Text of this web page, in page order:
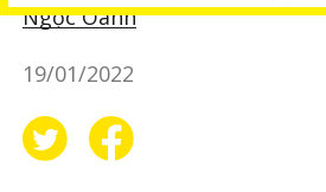
Ngọc Oanh
19/01/2022